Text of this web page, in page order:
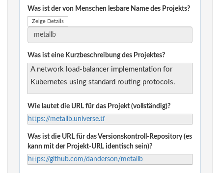
Was ist der von Menschen lesbare Name des Projekts?
Zeige Details
Was ist eine Kurzbeschreibung des Projektes?
A network load-balancer implementation for
Kubernetes using standard routing protocols.
Wie lautet die URL für das Projekt (vollständig)?
https://metallb.universe.tf
Was ist die URL für das Versionskontroll-Repository (es
kann mit der Projekt-URL identisch sein)?
https://github.com/danderson/metallb